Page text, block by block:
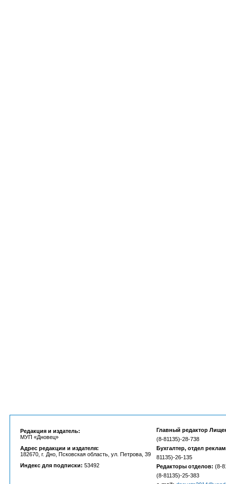
Редакция и издатель:
МУП «Дновец»
Адрес редакции и издателя:
182670, г. Дно, Псковская область, ул. Петрова, 39
Индекс для подписки: 53492
Главный редактор
(8-81135)-28-738
Бухгалтер, отдел
81135)-26-135
Редакторы отделов: (8-
(8-81135)-25-383